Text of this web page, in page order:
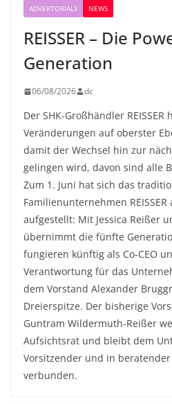
ADVERTORIALS NEWS
REISSER – Die
Generation
06/08/2026 dc
Der SHK-Großhändler REISSER
Veränderungen auf oberster
damit der Wechsel hin zur
gelingen wird, davon sind alle
Zum 1. Juni hat sich das
Familienunternehmen
aufgestellt: Mit Jessica Reißer
übernimmt die fünfte
fungieren künftig als Co-CEO
Verantwortung für das
dem Vorstand Alexander
Dreierspitze. Der bisherige
Guntram Wildermuth-Reißer
Aufsichtsrat und bleibt dem
Vorsitzender und in
verbunden.